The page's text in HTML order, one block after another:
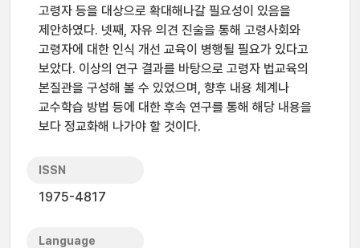
고령자 등을 대상으로 확대해나갈 필요성이 있음을
제안하였다. 넷째, 자유 의견 진술을 통해 고령사회와
고령자에 대한 인식 개선 교육이 병행될 필요가 있다고
보았다. 이상의 연구 결과를 바탕으로 고령자 법교육의
본질관을 구성해 볼 수 있었으며, 향후 내용 체계나
교수학습 방법 등에 대한 후속 연구를 통해 해당 내용을
보다 정교화해 나가야 할 것이다.
ISSN
1975-4817
Language